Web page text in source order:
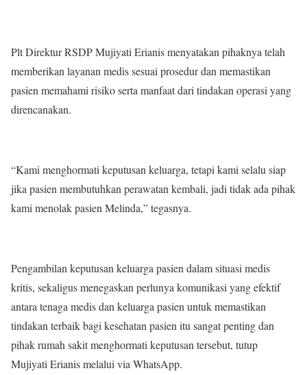
Plt Direktur RSDP Mujiyati Erianis menyatakan pihaknya telah
memberikan layanan medis sesuai prosedur dan memastikan
pasien memahami risiko serta manfaat dari tindakan operasi yang
direncanakan.
“Kami menghormati keputusan keluarga, tetapi kami selalu siap
jika pasien membutuhkan perawatan kembali, jadi tidak ada pihak
kami menolak pasien Melinda,” tegasnya.
Pengambilan keputusan keluarga pasien dalam situasi medis
kritis, sekaligus menegaskan perlunya komunikasi yang efektif
antara tenaga medis dan keluarga pasien untuk memastikan
tindakan terbaik bagi kesehatan pasien itu sangat penting dan
pihak rumah sakit menghormati keputusan tersebut, tutup
Mujiyati Erianis melalui via WhatsApp.